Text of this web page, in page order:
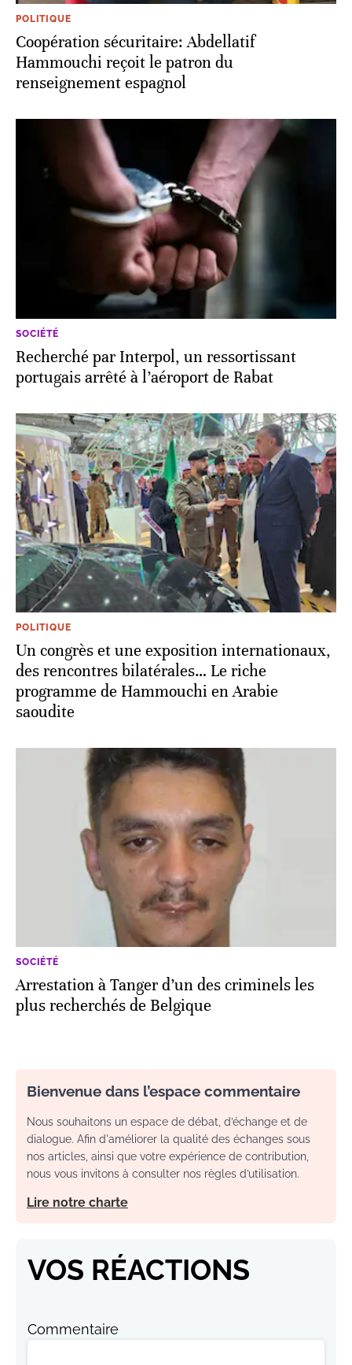
POLITIQUE
Coopération sécuritaire: Abdellatif
Hammouchi reçoit le patron du
renseignement espagnol
SOCIÉTÉ
Recherché par Interpol, un ressortissant
portugais arrêté à l’aéroport de Rabat
POLITIQUE
Un congrès et une exposition internationaux,
des rencontres bilatérales… Le riche
programme de Hammouchi en Arabie
saoudite
SOCIÉTÉ
Arrestation à Tanger d’un des criminels les
plus recherchés de Belgique
Bienvenue dans l’espace commentaire
Nous souhaitons un espace de débat, d’échange et de
dialogue. Afin d'améliorer la qualité des échanges sous
nos articles, ainsi que votre expérience de contribution,
nous vous invitons à consulter nos règles d’utilisation.
Lire notre charte
VOS RÉACTIONS
Commentaire